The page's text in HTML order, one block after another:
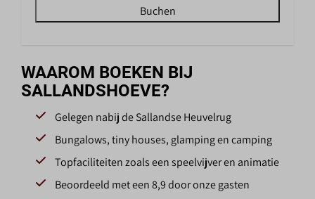
Buchen
WAAROM BOEKEN BIJ
SALLANDSHOEVE?
Gelegen nabij de Sallandse Heuvelrug
Bungalows, tiny houses, glamping en camping
Topfaciliteiten zoals een speelvijver en animatie
Beoordeeld met een 8,9 door onze gasten